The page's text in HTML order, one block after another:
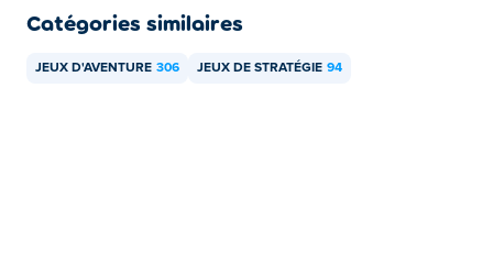
Catégories similaires
JEUX D'AVENTURE 306 JEUX DE STRATÉGIE 94